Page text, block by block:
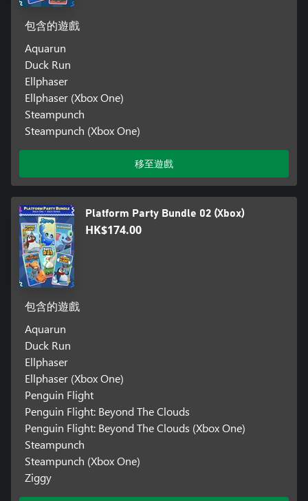
包含的遊戲
Aquarun
Duck Run
Ellphaser
Ellphaser (Xbox One)
Steampunch
Steampunch (Xbox One)
移至遊戲
Platform Party Bundle 02 (Xbox)
HK$174.00
包含的遊戲
Aquarun
Duck Run
Ellphaser
Ellphaser (Xbox One)
Penguin Flight
Penguin Flight: Beyond The Clouds
Penguin Flight: Beyond The Clouds (Xbox One)
Steampunch
Steampunch (Xbox One)
Ziggy